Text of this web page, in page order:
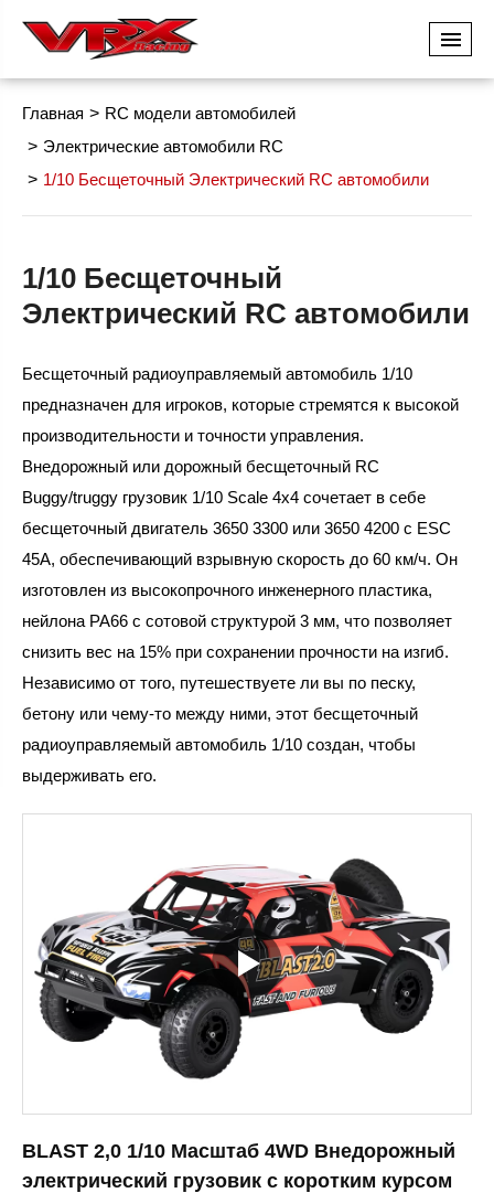
Главная
RC модели автомобилей
Электрические автомобили RC
1/10 Бесщеточный Электрический RC автомобили
1/10 Бесщеточный
Электрический RC автомобили
Бесщеточный радиоуправляемый автомобиль 1/10
предназначен для игроков, которые стремятся к высокой
производительности и точности управления.
Внедорожный или дорожный бесщеточный RC
Buggy/truggy грузовик 1/10 Scale 4x4 сочетает в себе
бесщеточный двигатель 3650 3300 или 3650 4200 с ESC
45A, обеспечивающий взрывную скорость до 60 км/ч. Он
изготовлен из высокопрочного инженерного пластика,
нейлона PA66 с сотовой структурой 3 мм, что позволяет
снизить вес на 15% при сохранении прочности на изгиб.
Независимо от того, путешествуете ли вы по песку,
бетону или чему-то между ними, этот бесщеточный
радиоуправляемый автомобиль 1/10 создан, чтобы
выдерживать его.
BLAST 2,0 1/10 Масштаб 4WD Внедорожный
электрический грузовик с коротким курсом